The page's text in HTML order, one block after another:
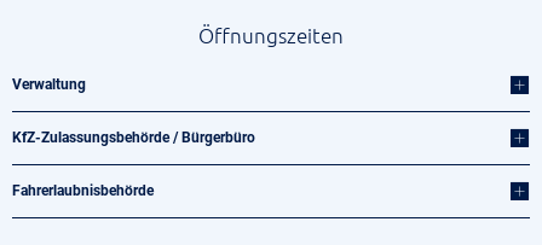
Öffnungszeiten
Verwaltung
KfZ-Zulassungsbehörde / Bürgerbüro
Fahrerlaubnisbehörde